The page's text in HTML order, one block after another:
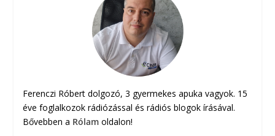
Ferenczi Róbert dolgozó, 3 gyermekes apuka vagyok. 15
éve foglalkozok rádiózással és rádiós blogok írásával.
Bővebben a Rólam oldalon!